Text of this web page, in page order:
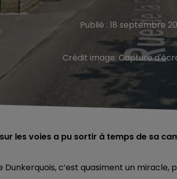
Publié : 18 septembre
Crédit image: Capture
les voies a pu sortir à temps de sa
c’est quasiment un miracle,